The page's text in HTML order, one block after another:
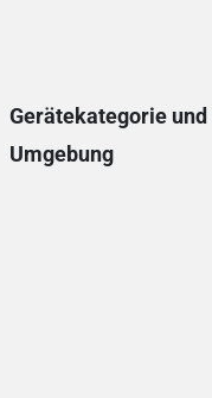
Gerätekategorie und
Umgebung